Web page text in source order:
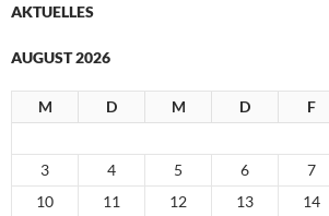
AKTUELLES
AUGUST 2026
M D M D F
3
4 5 6 7
10
11 12 13 14